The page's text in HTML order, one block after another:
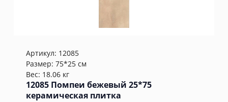
Артикул: 12085
Размер: 75*25 см
Вес: 18.06 кг
12085 Помпеи бежевый 25*75
керамическая плитка